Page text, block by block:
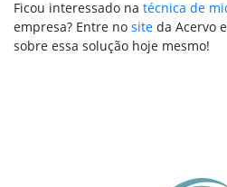
Ficou interessado na técnica de
empresa? Entre no site da Acervo
sobre essa solução hoje mesmo!